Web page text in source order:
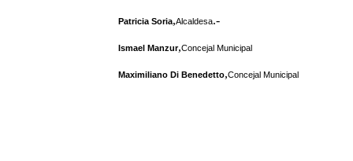
Patricia Soria,Alcaldesa.-
Ismael Manzur,Concejal Municipal
Maximiliano Di Benedetto,Concejal Municipal